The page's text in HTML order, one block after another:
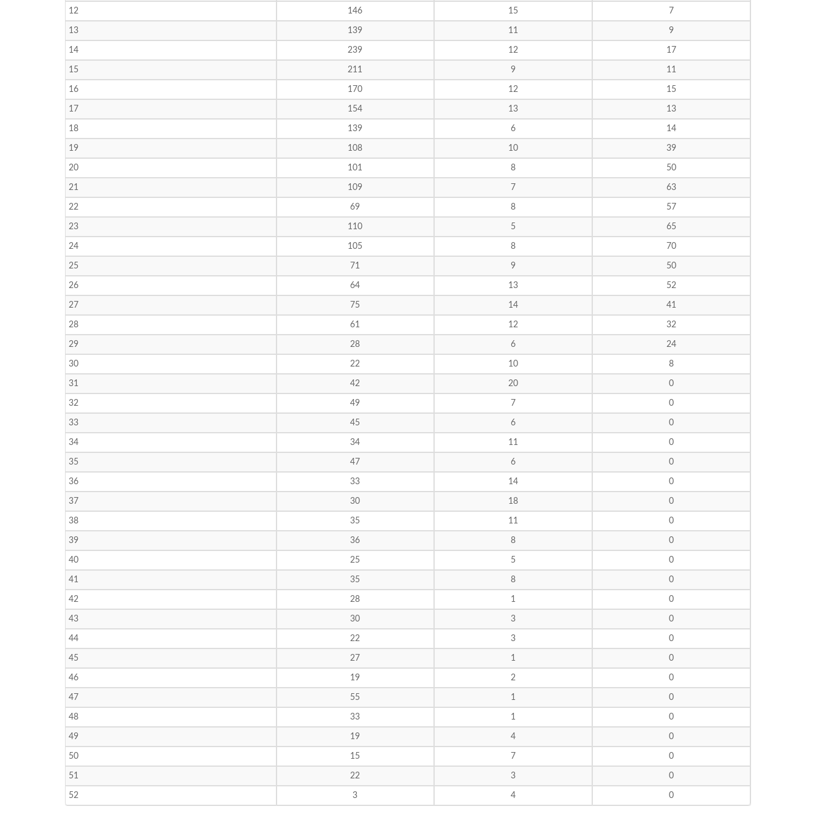
12 146 15 7
13 139 11 9
14 239 12 17
15 211 9 11
16 170 12 15
17 154 13 13
18 139 6 14
19 108 10 39
20 101 8 50
21 109 7 63
22 69 8 57
23 110 5 65
24 105 8 70
25 71 9 50
26 64 13 52
27 75 14 41
28 61 12 32
29 28 6 24
30 22 10 8
31 42 20 0
32 49 7 0
33 45 6 0
34 34 11 0
35 47 6 0
36 33 14 0
37 30 18 0
38 35 11 0
39 36 8 0
40 25 5 0
41 35 8 0
42 28 1 0
43 30 3 0
44 22 3 0
45 27 1 0
46 19 2 0
47 55 1 0
48 33 1 0
49 19 4 0
50 15 7 0
51 22 3 0
52 3 4 0